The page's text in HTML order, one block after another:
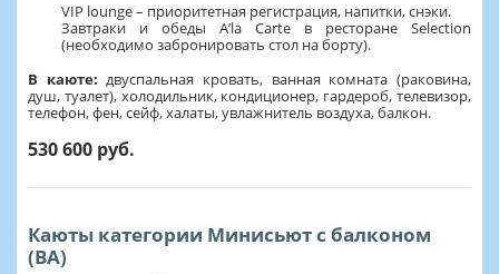
VIP lounge – приоритетная регистрация, напитки, снэки.
Завтраки и обеды A’la Carte в ресторане Selection
(необходимо забронировать стол на борту).
В каюте: двуспальная кровать, ванная комната (раковина,
душ, туалет), холодильник, кондиционер, гардероб, телевизор,
телефон, фен, сейф, халаты, увлажнитель воздуха, балкон.
530 600 руб.
Каюты категории Минисьют с балконом
(BА)